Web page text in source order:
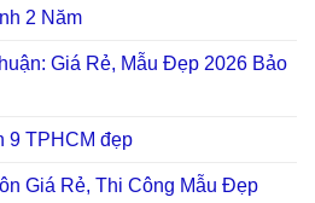
2 Năm
Giá Rẻ, Mẫu Đẹp 2026 Bảo
9 TPHCM đẹp
Giá Rẻ, Thi Công Mẫu Đẹp